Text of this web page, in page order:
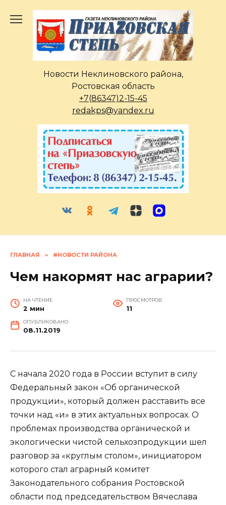
содержанию
Новости Неклиновского района,
Ростовская область
+7(86347)2-15-45
redakps@yandex.ru
ГЛАВНАЯ » #НОВОСТИ РАЙОНА
Чем накормят нас аграрии?
НА ЧТЕНИЕ
2 мин
ПРОСМОТРОВ
11
ОПУБЛИКОВАНО
08.11.2019
С начала 2020 года в России вступит в силу
Федеральный закон «Об органической
продукции», который должен расставить все
точки над «и» в этих актуальных вопросах. О
проблемах производства органической и
экологически чистой сельхозпродукции шел
разговор за «круглым столом», инициатором
которого стал аграрный комитет
Законодательного собрания Ростовской
области под председательством Вячеслава